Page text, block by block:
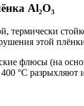
Al₂O₃
этой
флюсы (на
°C разрыхляют